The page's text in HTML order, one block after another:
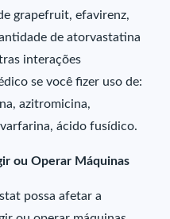
grapefruit, efavirenz,
de atorvastatina
interações
se você fizer uso de:
azitromicina,
ácido fusídico.
ou Operar Máquinas
possa afetar a